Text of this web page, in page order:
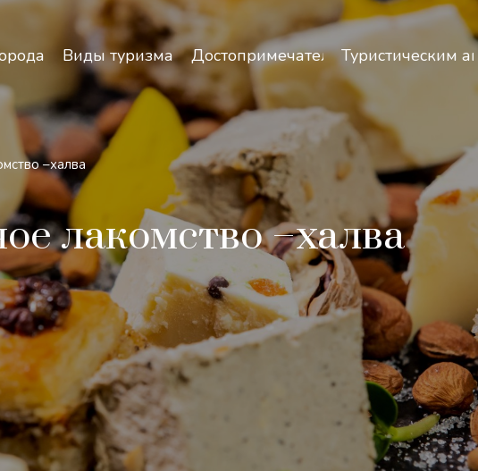
Безопасность и особенности путешествий по Узбекистану
Виды туризма ДостопримечательностиТуристическим
–халва
лакомство –халва